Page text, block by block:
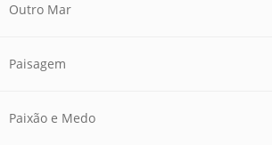
Outro Mar
Paisagem
Paixão e Medo